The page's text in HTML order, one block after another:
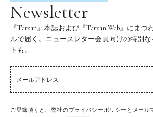
Newsletter
『Tarzan』本誌および『Tarzan Web』にま
ルで届く。ニュースレター会員向けの特別
トも。
ご登録頂くと、弊社のプライバシーポリシーとメール